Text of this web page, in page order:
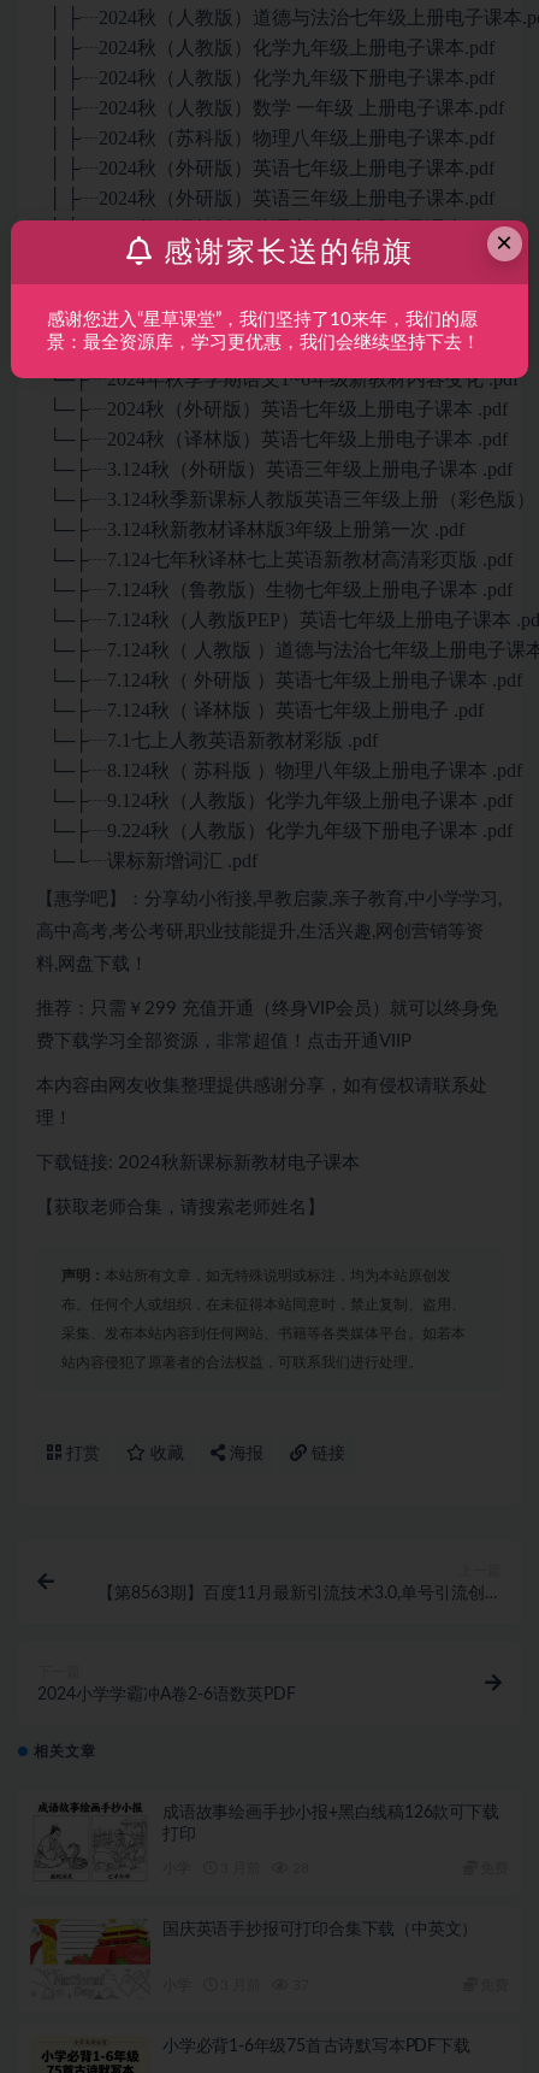
│ ├┈2024秋（人教版）道德与法治七年级上册电子课本
│ ├┈2024秋（人教版）化学九年级上册电子课本.pdf
│ ├┈2024秋（人教版）化学九年级下册电子课本.pdf
│ ├┈2024秋（人教版）数学 一年级 上册电子课本.pdf
│ ├┈2024秋（苏科版）物理八年级上册电子课本.pdf
│ ├┈2024秋（外研版）英语七年级上册电子课本.pdf
│ ├┈2024秋（外研版）英语三年级上册电子课本.pdf
│ ├┈2024秋（译林版）英语七年级上册电子课本.pdf
│ ├┈2024秋（译林版）英语 三年级 上册电子课本.pdf
│ └┈课标新增词汇.pdf
└─渠道2
└─├┈1.124秋（人教版）数学一年级上册电子课本 .pdf
└─├┈2024年秋季学期语文1~6年级新教材内容变化 .pdf
└─├┈2024秋（外研版）英语七年级上册电子课本 .pdf
└─├┈2024秋（译林版）英语七年级上册电子课本 .pdf
└─├┈3.124秋（外研版）英语三年级上册电子课本 .pdf
└─├┈3.124秋季新课标人教版英语三年级上册（彩色版）
└─├┈3.124秋新教材译林版3年级上册第一次 .pdf
└─├┈7.124七年秋译林七上英语新教材高清彩页版 .pdf
└─├┈7.124秋（鲁教版）生物七年级上册电子课本 .pdf
└─├┈7.124秋（人教版PEP）英语七年级上册电子课本
└─├┈7.124秋（ 人教版 ）道德与法治七年级上册电子课
└─├┈7.124秋（ 外研版 ）英语七年级上册电子课本 .pdf
└─├┈7.124秋（ 译林版 ）英语七年级上册电子 .pdf
└─├┈7.1七上人教英语新教材彩版 .pdf
└─├┈8.124秋（ 苏科版 ）物理八年级上册电子课本 .pdf
└─├┈9.124秋（人教版）化学九年级上册电子课本 .pdf
└─├┈9.224秋（人教版）化学九年级下册电子课本 .pdf
└─└┈课标新增词汇 .pdf
【惠学吧】：分享幼小衔接,早教启蒙,亲子教育,中小学学习,
高中高考,考公考研,职业技能提升,生活兴趣,网创营销等资
料,网盘下载！
推荐：只需￥299 充值开通（终身VIP会员）就可以终身免
费下载学习全部资源，非常超值！点击开通VIIP
本内容由网友收集整理提供感谢分享，如有侵权请联系处
理！
下载链接: 2024秋新课标新教材电子课本
【获取老师合集，请搜索老师姓名】
声明： 本站所有文章，如无特殊说明或标注，均为本站原创发
布。任何个人或组织，在未征得本站同意时，禁止复制、盗用、
采集、发布本站内容到任何网站、书籍等各类媒体平台。如若本
站内容侵犯了原著者的合法权益，可联系我们进行处理。
打赏 收藏 海报 链接
【第8563期】百度11月最新引流技术3.0,单号引流创业
2024小学学霸冲A卷2-6语数英PDF
相关文章
成语故事绘画手抄小报+黑白线稿126款可下载
打印
国庆英语手抄报可打印合集下载（中英文）
小学必背1-6年级75首古诗默写本PDF下载
×
感谢家长送的锦旗
感谢您进入“星草课堂”，我们坚持了10来年，我们的愿
景：最全资源库，学习更优惠，我们会继续坚持下去！